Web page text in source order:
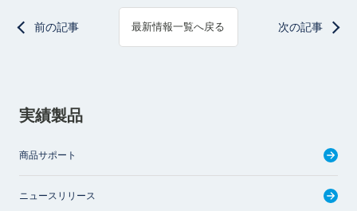
前の記事 最新情報一覧へ戻る 次の記事
実績製品
商品サポート
ニュースリリース